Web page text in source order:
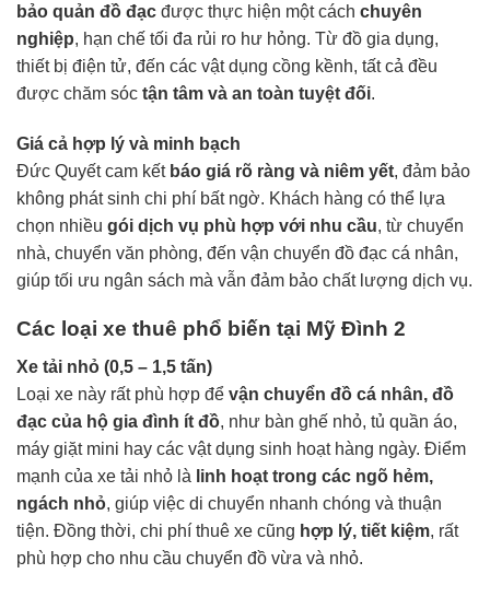
bảo quản đồ đạc được thực hiện một cách chuyên
nghiệp, hạn chế tối đa rủi ro hư hỏng. Từ đồ gia dụng,
thiết bị điện tử, đến các vật dụng cồng kềnh, tất cả đều
được chăm sóc tận tâm và an toàn tuyệt đối.
Giá cả hợp lý và minh bạch
Đức Quyết cam kết báo giá rõ ràng và niêm yết, đảm bảo
không phát sinh chi phí bất ngờ. Khách hàng có thể lựa
chọn nhiều gói dịch vụ phù hợp với nhu cầu, từ chuyển
nhà, chuyển văn phòng, đến vận chuyển đồ đạc cá nhân,
giúp tối ưu ngân sách mà vẫn đảm bảo chất lượng dịch vụ.
Các loại xe thuê phổ biến tại Mỹ Đình 2
Xe tải nhỏ (0,5 – 1,5 tấn)
Loại xe này rất phù hợp để vận chuyển đồ cá nhân, đồ
đạc của hộ gia đình ít đồ, như bàn ghế nhỏ, tủ quần áo,
máy giặt mini hay các vật dụng sinh hoạt hàng ngày. Điểm
mạnh của xe tải nhỏ là linh hoạt trong các ngõ hẻm,
ngách nhỏ, giúp việc di chuyển nhanh chóng và thuận
tiện. Đồng thời, chi phí thuê xe cũng hợp lý, tiết kiệm, rất
phù hợp cho nhu cầu chuyển đồ vừa và nhỏ.